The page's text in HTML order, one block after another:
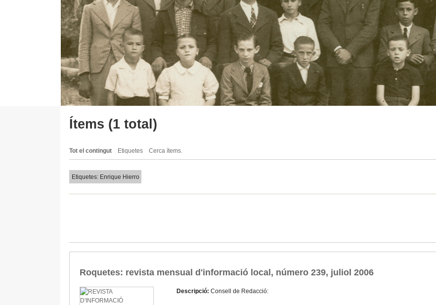
Ítems (1 total)
Tot el contingut Etiquetes Cerca ítems.
Etiquetes: Enrique Hierro
Roquetes: revista mensual d'informació local, número 239, juliol 2006
Descripció: Consell de Redacció: